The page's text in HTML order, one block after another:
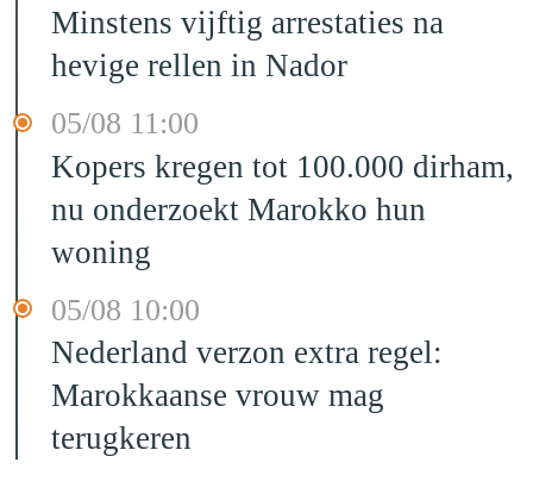
Minstens vijftig arrestaties na
hevige rellen in Nador
05/08 11:00
Kopers kregen tot 100.000 dirham,
nu onderzoekt Marokko hun
woning
05/08 10:00
Nederland verzon extra regel:
Marokkaanse vrouw mag
terugkeren